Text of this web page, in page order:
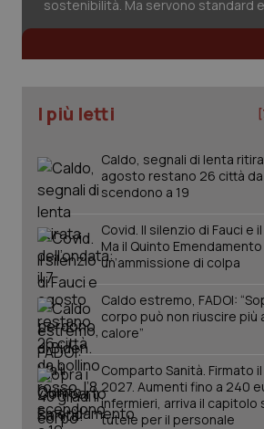
sostenibilità. Ma servono standard
I più letti
Caldo, segnali di lenta
agosto restano 26 città
scendono a 19
Covid. Il silenzio di Fauci e
Ma il Quinto
un’ammissione di colpa
Caldo estremo, FADOI:
corpo può non riuscire più
calore”
Comparto Sanità. Firmato
2027. Aumenti fino a 240
infermieri, arriva il capitolo
tutele per il personale
tracking-sites-ironfish-
tracking-enable
tracking-sites-ironfish-
session-id